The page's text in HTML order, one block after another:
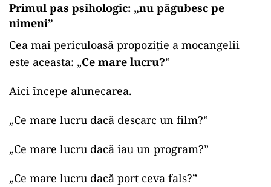
Primul pas psihologic: „nu păgubesc pe
nimeni”
Cea mai periculoasă propoziție a mocangelii
este aceasta: „Ce mare lucru?”
Aici începe alunecarea.
„Ce mare lucru dacă descarc un film?”
„Ce mare lucru dacă iau un program?”
„Ce mare lucru dacă port ceva fals?”